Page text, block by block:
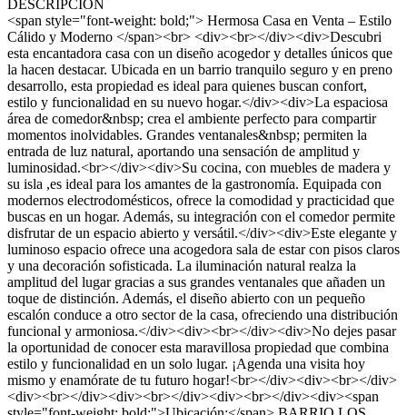
DESCRIPCIÓN
<span style="font-weight: bold;"> Hermosa Casa en Venta – Estilo
Cálido y Moderno </span><br> <div><br></div><div>Descubri
esta encantadora casa con un diseño acogedor y detalles únicos que
la hacen destacar. Ubicada en un barrio tranquilo seguro y en preno
desarrollo, esta propiedad es ideal para quienes buscan confort,
estilo y funcionalidad en su nuevo hogar.</div><div>La espaciosa
área de comedor&nbsp; crea el ambiente perfecto para compartir
momentos inolvidables. Grandes ventanales&nbsp; permiten la
entrada de luz natural, aportando una sensación de amplitud y
luminosidad.<br></div><div>Su cocina, con muebles de madera y
su isla ,es ideal para los amantes de la gastronomía. Equipada con
modernos electrodomésticos, ofrece la comodidad y practicidad que
buscas en un hogar. Además, su integración con el comedor permite
disfrutar de un espacio abierto y versátil.</div><div>Este elegante y
luminoso espacio ofrece una acogedora sala de estar con pisos claros
y una decoración sofisticada. La iluminación natural realza la
amplitud del lugar gracias a sus grandes ventanales que añaden un
toque de distinción. Además, el diseño abierto con un pequeño
escalón conduce a otro sector de la casa, ofreciendo una distribución
funcional y armoniosa.</div><div><br></div><div>No dejes pasar
la oportunidad de conocer esta maravillosa propiedad que combina
estilo y funcionalidad en un solo lugar. ¡Agenda una visita hoy
mismo y enamórate de tu futuro hogar!<br></div><div><br></div>
<div><br></div><div><br></div><div><br></div><div><span